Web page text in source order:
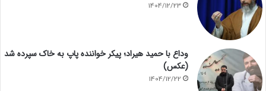
1404/12/23
وداع با حمید هیراد؛ پیکر خواننده پاپ به خاک سپرده شد
(عکس)
1404/12/22